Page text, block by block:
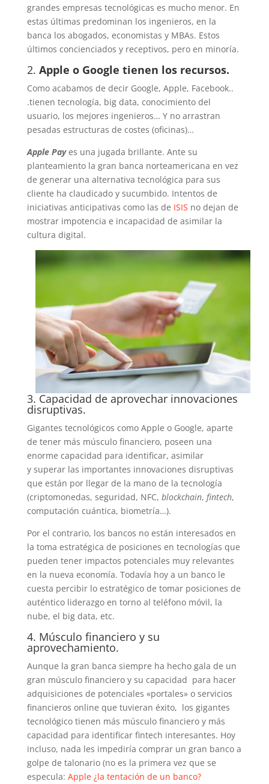
grandes empresas tecnológicas es mucho menor. En
estas últimas predominan los ingenieros, en la
banca los abogados, economistas y MBAs. Estos
últimos concienciados y receptivos, pero en minoría.
2. Apple o Google tienen los recursos.
Como acabamos de decir Google, Apple, Facebook..
.tienen tecnología, big data, conocimiento del
usuario, los mejores ingenieros… Y no arrastran
pesadas estructuras de costes (oficinas)…
Apple Payes una jugada brillante. Ante su
planteamiento la gran banca norteamericana en vez
de generar una alternativa tecnológica para sus
cliente ha claudicado y sucumbido. Intentos de
iniciativas anticipativas como las de ISIS no dejan de
mostrar impotencia e incapacidad de asimilar la
cultura digital.
3. Capacidad de aprovechar innovaciones
disruptivas.
Gigantes tecnológicos como Apple o Google, aparte
de tener más músculo financiero, poseen una
enorme capacidad para identificar, asimilar
y superar las importantes innovaciones disruptivas
que están por llegar de la mano de la tecnología
(criptomonedas, seguridad, NFC, blockchain, fintech,
computación cuántica, biometría…).
Por el contrario, los bancos no están interesados en
la toma estratégica de posiciones en tecnologías que
pueden tener impactos potenciales muy relevantes
en la nueva economía. Todavía hoy a un banco le
cuesta percibir lo estratégico de tomar posiciones de
auténtico liderazgo en torno al teléfono móvil, la
nube, el big data, etc.
4. Músculo financiero y su
aprovechamiento.
Aunque la gran banca siempre ha hecho gala de un
gran músculo financiero y su capacidad para hacer
adquisiciones de potenciales «portales» o servicios
financieros online que tuvieran éxito, los gigantes
tecnológico tienen más músculo financiero y más
capacidad para identificar fintech interesantes. Hoy
incluso, nada les impediría comprar un gran banco a
golpe de talonario (no es la primera vez que se
especula: Apple ¿la tentación de un banco?